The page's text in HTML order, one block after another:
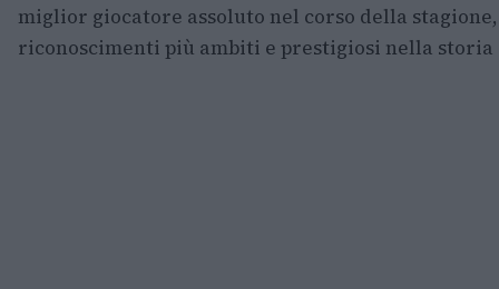
miglior giocatore assoluto nel corso della stagione,
riconoscimenti più ambiti e prestigiosi nella